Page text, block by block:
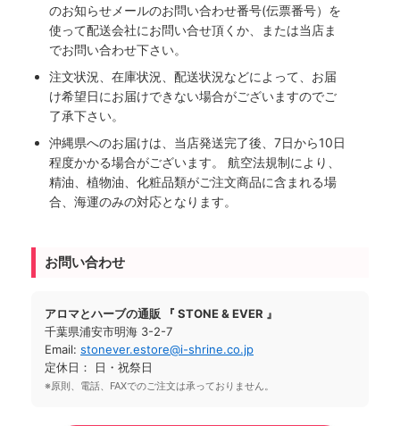
のお知らせメールのお問い合わせ番号(伝票番号）を
使って配送会社にお問い合せ頂くか、または当店ま
でお問い合わせ下さい。
注文状況、在庫状況、配送状況などによって、お届
け希望日にお届けできない場合がございますのでご
了承下さい。
沖縄県へのお届けは、当店発送完了後、7日から10日
程度かかる場合がございます。 航空法規制により、
精油、植物油、化粧品類がご注文商品に含まれる場
合、海運のみの対応となります。
お問い合わせ
アロマとハーブの通販 『 STONE & EVER 』
千葉県浦安市明海 3-2-7
Email: stonever.estore@i-shrine.co.jp
定休日： 日・祝祭日
※原則、電話、FAXでのご注文は承っておりません。